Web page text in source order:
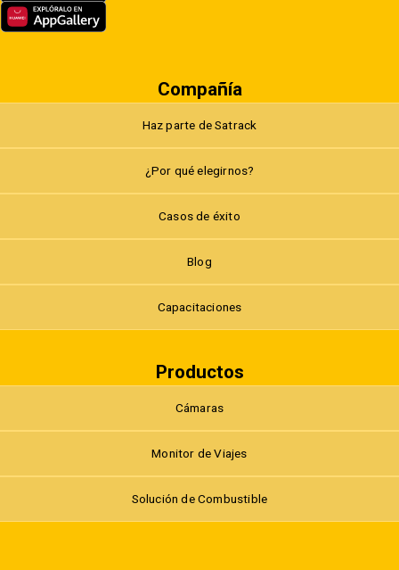
Compañía
Haz parte de Satrack
¿Por qué elegirnos?
Casos de éxito
Blog
Capacitaciones
Productos
Cámaras
Monitor de Viajes
Solución de Combustible